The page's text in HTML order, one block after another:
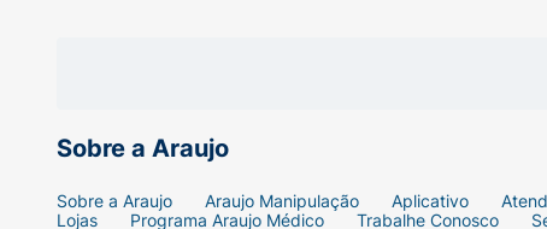
Sobre a Araujo
Sobre a Araujo Araujo Manipulação Aplicativo
Lojas
Programa Araujo Médico Trabalhe Conosco